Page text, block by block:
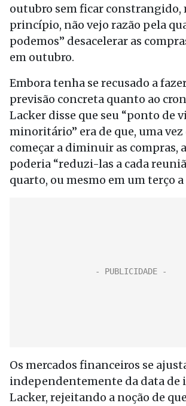
outubro sem ficar constrangido,
princípio, não vejo razão pela
podemos” desacelerar as
em outubro.
Embora tenha se recusado a
previsão concreta quanto ao
Lacker disse que seu “ponto de
minoritário” era de que, uma vez
começar a diminuir as compras,
poderia “reduzi-las a cada
quarto, ou mesmo em um terço a
Os mercados financeiros se
independentemente da data de
Lacker, rejeitando a noção de